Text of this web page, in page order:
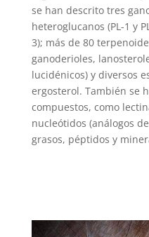
se han descrito tres
heteroglucanos (PL-1 y
3); más de 80
ganoderioles,
lucidénicos) y diversos
ergosterol. También se
compuestos, como
nucleótidos (análogos
grasos, péptidos y